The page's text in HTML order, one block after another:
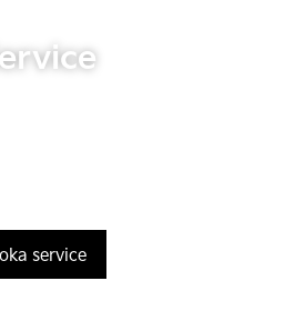
service